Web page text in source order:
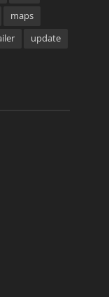
maps
update